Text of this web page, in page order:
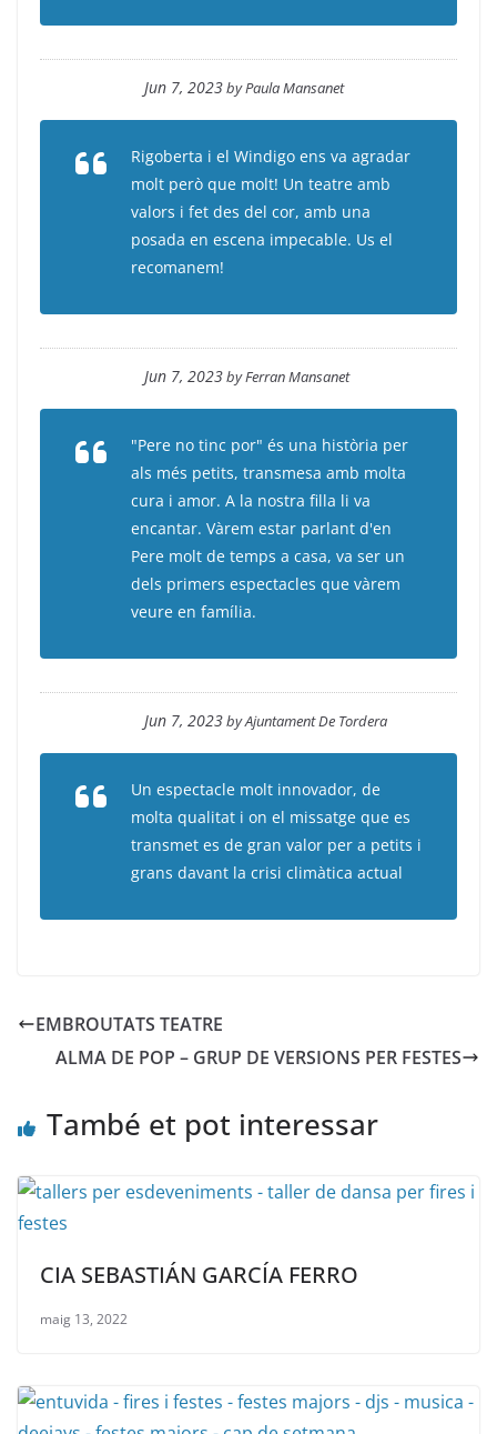
Jun 7, 2023byPaula Mansanet
Rigoberta i el Windigo ens va agradar
molt però que molt! Un teatre amb
valors i fet des del cor, amb una
posada en escena impecable. Us el
recomanem!
Jun 7, 2023byFerran Mansanet
"Pere no tinc por" és una història per
als més petits, transmesa amb molta
cura i amor. A la nostra filla li va
encantar. Vàrem estar parlant d'en
Pere molt de temps a casa, va ser un
dels primers espectacles que vàrem
veure en família.
Jun 7, 2023byAjuntament De Tordera
Un espectacle molt innovador, de
molta qualitat i on el missatge que es
transmet es de gran valor per a petits i
grans davant la crisi climàtica actual
EMBROUTATS TEATRE
ALMA DE POP – GRUP DE VERSIONS PER FESTES
També et pot interessar
CIA SEBASTIÁN GARCÍA FERRO
maig 13, 2022